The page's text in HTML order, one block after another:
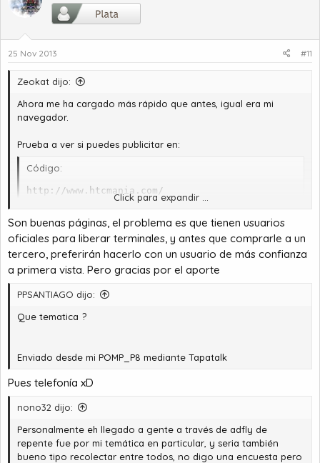
25 Nov 2013 #11
Zeokat dijo:
Ahora me ha cargado más rápido que antes, igual era mi
navegador.
Prueba a ver si puedes publicitar en:
Código:
http://www.htcmania.com/
http://www.gsmspain.com/foros/
Son los dos que conozco... suerte.
Click para expandir ...
Son buenas páginas, el problema es que tienen usuarios
oficiales para liberar terminales, y antes que comprarle a un
tercero, preferirán hacerlo con un usuario de más confianza
a primera vista. Pero gracias por el aporte
PPSANTIAGO dijo:
Que tematica ?
Enviado desde mi POMP_P8 mediante Tapatalk
Pues telefonía xD
nono32 dijo:
Personalmente eh llegado a gente a través de adfly de
repente fue por mi temática en particular, y seria también
bueno tipo recolectar entre todos, no digo una encuesta pero